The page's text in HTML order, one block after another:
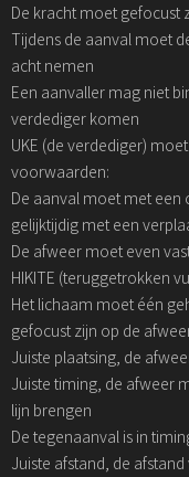
De kracht moet gefocust
Tijdens de aanval moet
acht nemen
Een aanvaller mag niet
verdediger komen
UKE (de verdediger)
voorwaarden:
De aanval moet met
gelijktijdig met een
De afweer moet even
HIKITE (teruggetrokken
Het lichaam moet één
gefocust zijn op de
Juiste plaatsing, de
Juiste timing, de afweer
lijn brengen
De tegenaanval is in
Juiste afstand, de